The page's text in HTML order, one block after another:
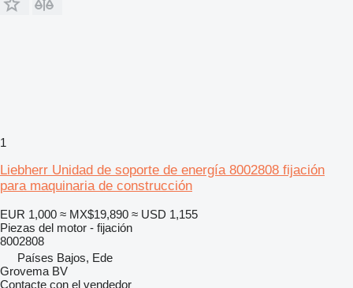
1
Liebherr Unidad de soporte de energía 8002808 fijación
para maquinaria de construcción
EUR 1,000 ≈ MX$19,890 ≈ USD 1,155
Piezas del motor - fijación
8002808
Países Bajos, Ede
Grovema BV
Contacte con el vendedor